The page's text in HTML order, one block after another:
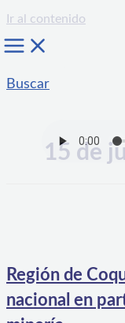
Ir al contenido
Buscar
15 de
Región de
nacional en